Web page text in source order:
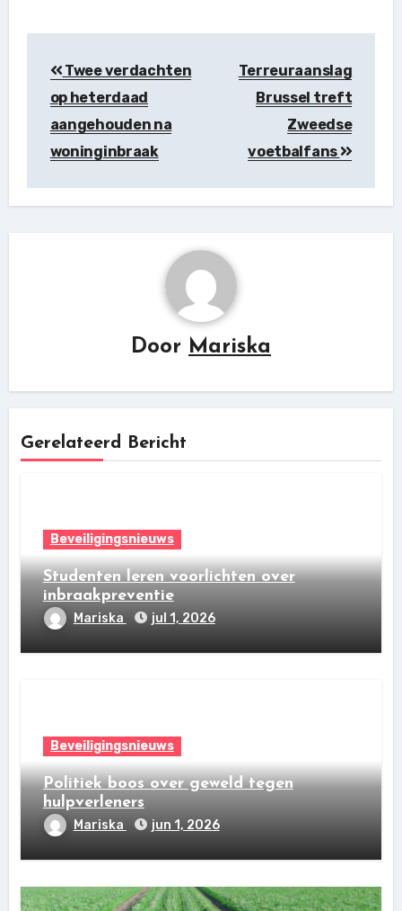
Twee verdachten
op heterdaad
aangehouden na
woninginbraak
Terreuraanslag
Brussel treft
Zweedse
voetbalfans
Door Mariska
Gerelateerd Bericht
Beveiligingsnieuws
Studenten leren voorlichten over
inbraakpreventie
Mariska jul 1, 2026
Beveiligingsnieuws
Politiek boos over geweld tegen
hulpverleners
Mariska jun 1, 2026